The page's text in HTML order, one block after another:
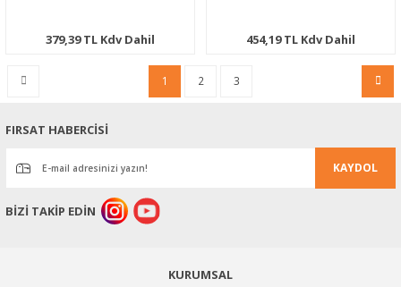
379,39 TL Kdv Dahil 454,19 TL Kdv Dahil
1 2 3
FIRSAT HABERCİSİ
KAYDOL
BİZİ TAKİP EDİN
KURUMSAL